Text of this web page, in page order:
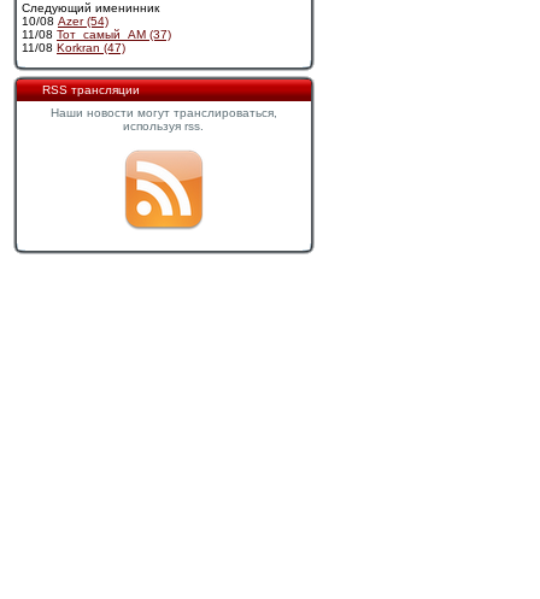
Следующий именинник
10/08 Azer (54)
11/08 Тот_самый_АМ (37)
11/08 Korkran (47)
RSS трансляции
Наши новости могут транслироваться,
используя rss.